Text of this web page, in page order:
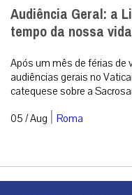
Audiência Geral: a
tempo da nossa
Após um mês de férias de
audiências gerais no
catequese sobre a
05 / Aug | Roma